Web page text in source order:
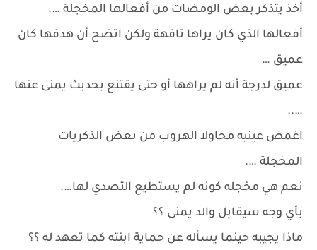
أخذ يتذكر بعض الومضات من أفعالها المخجلة ….
أفعالها الذي كان يراها تافهة ولكن اتضح أن هدفها كان
عميق …
عميق لدرجة أنه لم يراهها أو حتى يقتنع بحديث يمنى عنها
…..
اغمض عينيه محاولا الهروب من بعض الذكريات
المخجلة ….
نعم هي مخجله كونه لم يستطيع التصدي لها….
بأي وجه سيقابل والد يمنى ؟؟
ماذا يجيبه حينما يسأله عن حماية ابنته كما تعهد له ؟؟